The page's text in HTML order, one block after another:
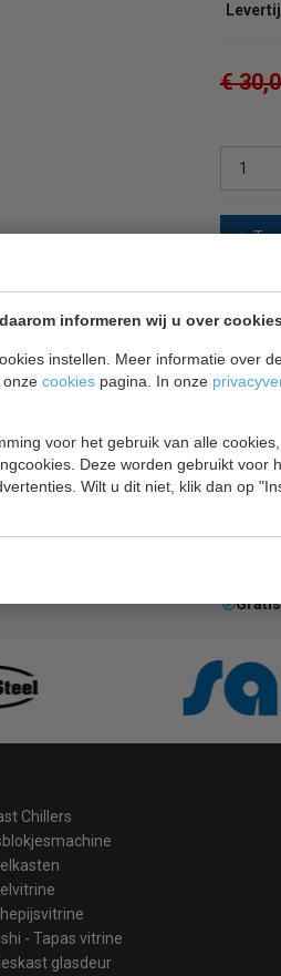
informeren wij u over
instellen. Meer informatie over
onze cookies pagina. In onze
voor het gebruik van alle
Deze worden gebruikt voor
Wilt u dit niet, klik dan op
€
Chillers
- Tapas vitrine
glasdeur